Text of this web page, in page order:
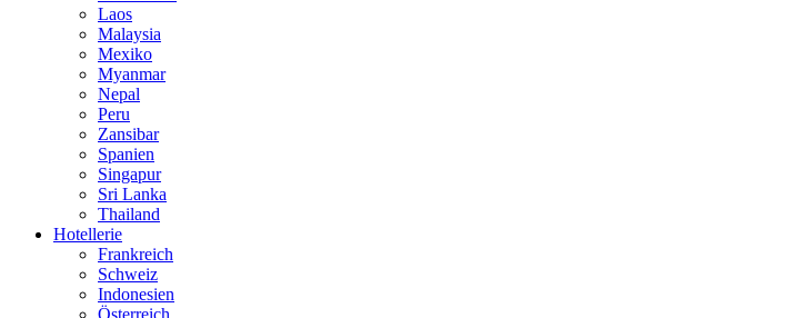
Laos
Malaysia
Mexiko
Myanmar
Nepal
Peru
Zansibar
Spanien
Singapur
Sri Lanka
Thailand
Hotellerie
Frankreich
Schweiz
Indonesien
Österreich